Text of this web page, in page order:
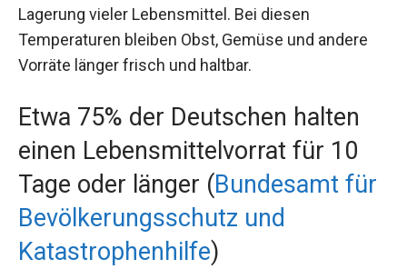
Lagerung vieler Lebensmittel. Bei diesen
Temperaturen bleiben Obst, Gemüse und andere
Vorräte länger frisch und haltbar.
Etwa 75% der Deutschen halten
einen Lebensmittelvorrat für 10
Tage oder länger (Bundesamt für
Bevölkerungsschutz und
Katastrophenhilfe)